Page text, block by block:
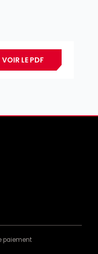
VOIR LE PDF
paiement